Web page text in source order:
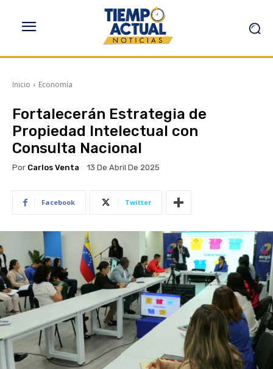
Inicio Economía
Fortalecerán Estrategia de
Propiedad Intelectual con
Consulta Nacional
Por Carlos Venta 13 De Abril De 2025
Facebook Twitter